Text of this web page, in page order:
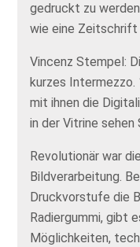
gedruckt zu
wie eine
Vincenz Stempel:
kurzes Intermezzo.
mit ihnen die
in der Vitrine
Revolutionär war
Bildverarbeitung.
Druckvorstufe die
Radiergummi, gibt
Möglichkeiten,